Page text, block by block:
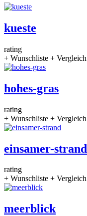
kueste
rating
+ Wunschliste + Vergleich
hohes-gras
rating
+ Wunschliste + Vergleich
einsamer-strand
rating
+ Wunschliste + Vergleich
meerblick